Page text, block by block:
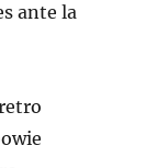
ante la